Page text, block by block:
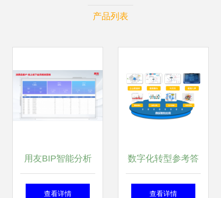
产品列表
用友BIP智能分析
资产包 赋能企业智
查看详情
数字化转型参考答
案 用技术释放数据
查看详情